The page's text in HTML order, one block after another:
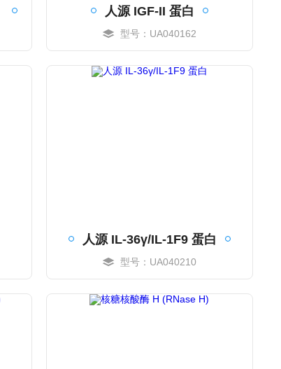
人源 IGF-II 蛋白
型号：UA040162
人源 IL-36γ/IL-1F9 蛋白
型号：UA040210